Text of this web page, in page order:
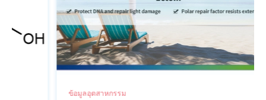
ข้อมูลอุตสาหกรรม